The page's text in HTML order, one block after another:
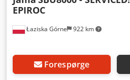
Łaziska Górne 922 km
EPIROC
Forespørge